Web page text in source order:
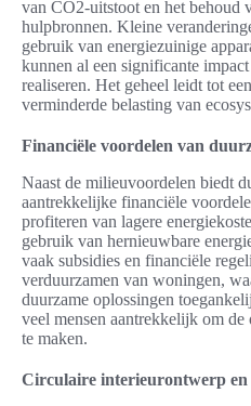
van CO2-uitstoot en het behoud
hulpbronnen. Kleine
gebruik van energiezuinige
kunnen al een significante
realiseren. Het geheel leidt tot
verminderde belasting van
Financiële voordelen van
Naast de milieuvoordelen biedt
aantrekkelijke financiële
profiteren van lagere
gebruik van hernieuwbare
vaak subsidies en financiële
verduurzamen van woningen,
duurzame oplossingen
veel mensen aantrekkelijk om de
te maken.
Circulaire interieurontwerp en